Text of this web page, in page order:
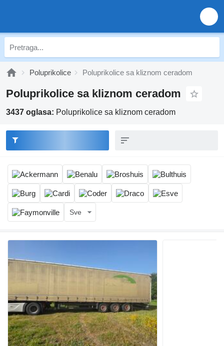
Poluprikolice Poluprikolice sa kliznom ceradom
Poluprikolice sa kliznom ceradom
3437 oglasa: Poluprikolice sa kliznom ceradom
Sve